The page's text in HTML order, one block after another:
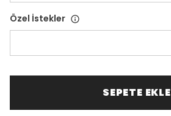
Özel İstekler
SEPETE EKLE